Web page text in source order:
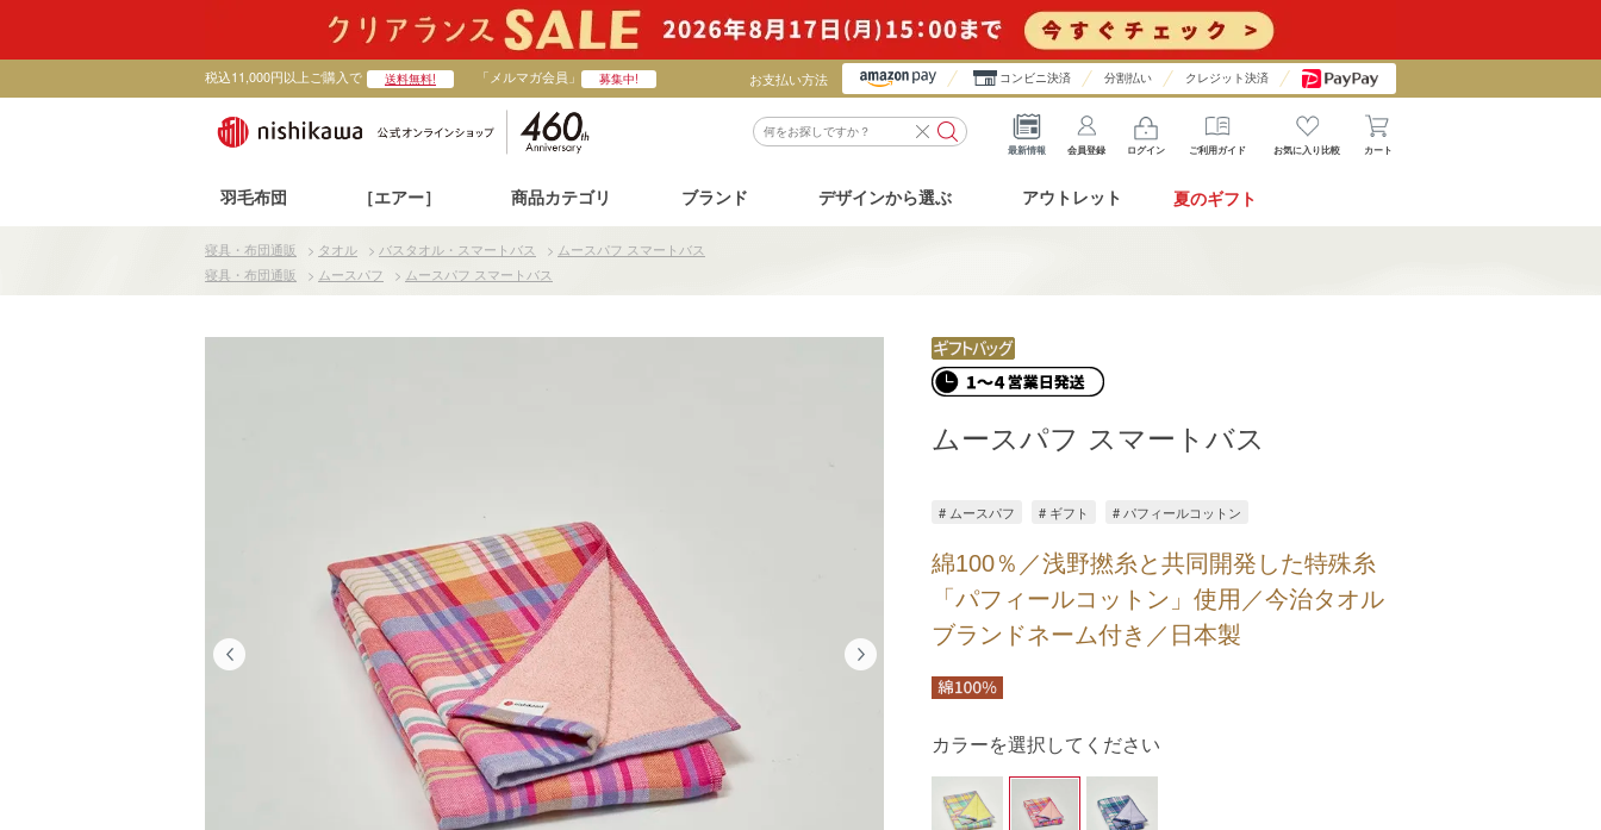
税込11,000円以上ご購入で 送料無料! 「メルマガ会員」 募集中! お支払い方法 コンビニ決済 分割払い クレジット決済
最新情報 会員登録 ログイン ご利用ガイド お気に入り比較 カート
羽毛布団 ［エアー］ 商品カテゴリ ブランド デザインから選ぶ アウトレット 夏のギフト
寝具・布団通販 > タオル > バスタオル・スマートバス > ムースパフ スマートバス
寝具・布団通販
> ムースパフ > ムースパフ スマートバス
綿100％／浅野撚糸と共同開発した特殊糸
「パフィールコットン」使用／今治タオル
ブランドネーム付き／日本製
ムースパフ スマートバス
# ムースパフ # ギフト # パフィールコットン
カラーを選択してください